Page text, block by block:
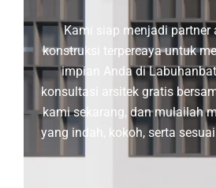
Kami siap menjadi partner
konstruksi terpercaya untuk
impian Anda di
konsultasi arsitek gratis
kami sekarang, dan mulailah
yang indah, kokoh, serta